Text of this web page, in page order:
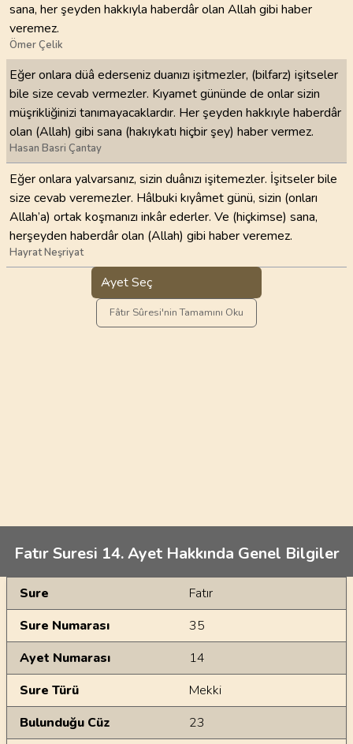
sana, her şeyden hakkıyla haberdâr olan Allah gibi haber
veremez.
Ömer Çelik
Eğer onlara düâ ederseniz duanızı işitmezler, (bilfarz) işitseler
bile size cevab vermezler. Kıyamet gününde de onlar sizin
müşrikliğinizi tanımayacaklardır. Her şeyden hakkıyle haberdâr
olan (Allah) gibi sana (hakıykatı hiçbir şey) haber vermez.
Hasan Basri Çantay
Eğer onlara yalvarsanız, sizin duânızı işitemezler. İşitseler bile
size cevab veremezler. Hâlbuki kıyâmet günü, sizin (onları
Allah’a) ortak koşmanızı inkâr ederler. Ve (hiçkimse) sana,
herşeyden haberdâr olan (Allah) gibi haber veremez.
Hayrat Neşriyat
Ayet Seç
Fâtır Sûresi'nin Tamamını Oku
Fatır Suresi 14. Ayet Hakkında Genel Bilgiler
Genel Bilgiler
Sure
Fatır
Sure Numarası
35
Ayet Numarası
14
Sure Türü
Mekki
Bulunduğu Cüz
23